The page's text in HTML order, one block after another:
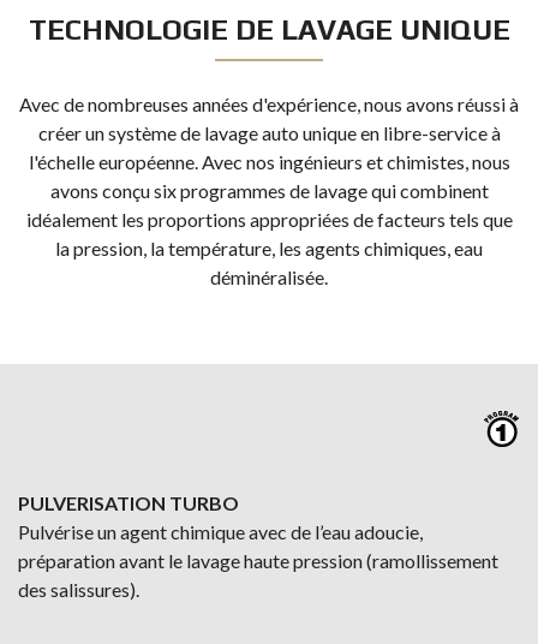
TECHNOLOGIE DE LAVAGE UNIQUE
Avec de nombreuses années d'expérience, nous avons réussi à
créer un système de lavage auto unique en libre-service à
l'échelle européenne. Avec nos ingénieurs et chimistes, nous
avons conçu six programmes de lavage qui combinent
idéalement les proportions appropriées de facteurs tels que
la pression, la température, les agents chimiques, eau
déminéralisée.
PULVERISATION TURBO
Pulvérise un agent chimique avec de l’eau adoucie,
préparation avant le lavage haute pression (ramollissement
des salissures).